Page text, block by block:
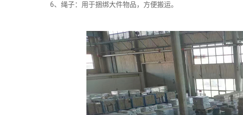
6、绳子：用于捆绑大件物品，方便搬运。